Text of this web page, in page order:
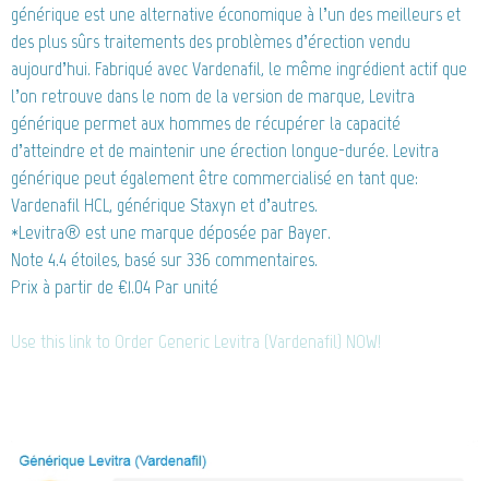
générique est une alternative économique à l’un des meilleurs et
des plus sûrs traitements des problèmes d’érection vendu
aujourd’hui. Fabriqué avec Vardenafil, le même ingrédient actif que
l’on retrouve dans le nom de la version de marque, Levitra
générique permet aux hommes de récupérer la capacité
d’atteindre et de maintenir une érection longue-durée. Levitra
générique peut également être commercialisé en tant que:
Vardenafil HCL, générique Staxyn et d’autres.
*Levitra® est une marque déposée par Bayer.
Note 4.4 étoiles, basé sur336 commentaires.
Prix à partir de €1.04 Par unité
Use this link to Order Generic Levitra (Vardenafil) NOW!